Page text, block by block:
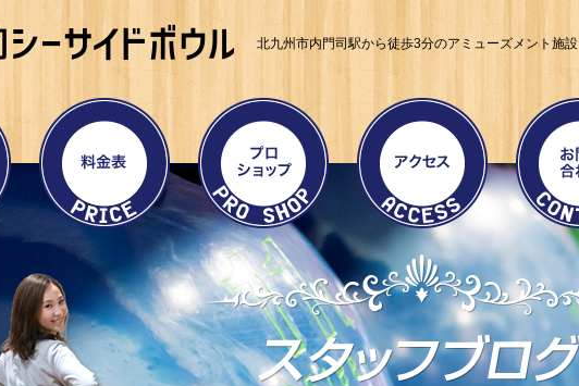
北九州市内門司駅から徒歩3分のアミューズメント施設